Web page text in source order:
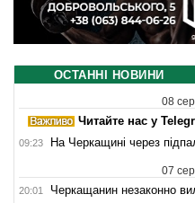
ОСТАННІ НОВИНИ
08
Читайте нас у
09:23 На Черкащині через
07
20:01 Черкащанин незаконно